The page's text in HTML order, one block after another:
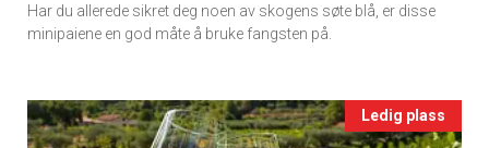
Ukens
Har du allerede sikret deg noen av skogens søte blå, er disse
minipaiene en god måte å bruke fangsten på.
Events
Ledig plass